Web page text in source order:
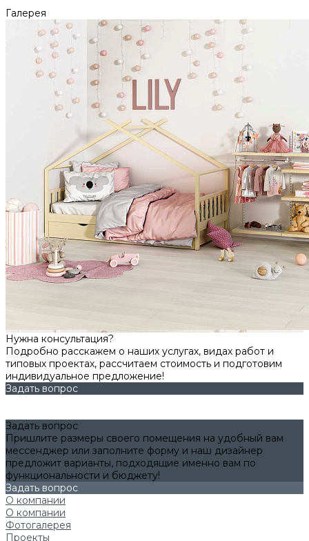
Галерея
Нужна консультация?
Подробно расскажем о наших услугах, видах работ и
типовых проектах, рассчитаем стоимость и подготовим
индивидуальное предложение!
Задать вопрос
Задать вопрос
Пришлите размеры своего помещения на удобный вам
мессенджер или заполните форму и наш дизайнер
предложит варианты, подходящие именно вам по
функциональности и бюджету!
Задать вопрос
О компании
О компании
Фотогалерея
Проекты